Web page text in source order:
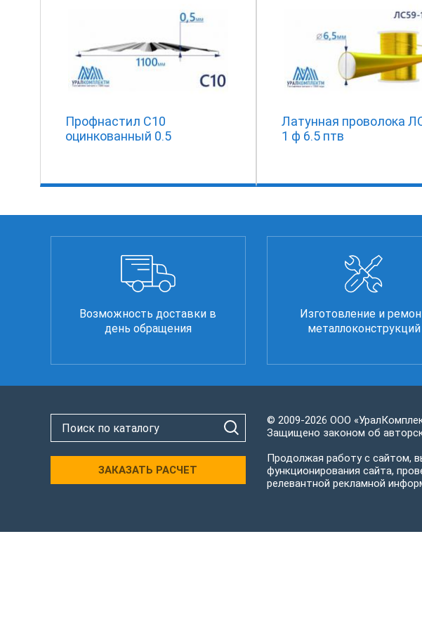
Профнастил С10
оцинкованный 0.5
Латунная проволока
1 ф 6.5 птв
Возможность доставки в
день обращения
Изготовление и
металлоконструкций
ЗАКАЗАТЬ РАСЧЕТ
© 2009-2026 ООО
Защищено законом об
Продолжая работу с сайтом,
функционирования сайта,
релевантной рекламной